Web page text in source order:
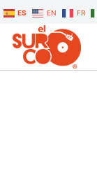
ES EN FR